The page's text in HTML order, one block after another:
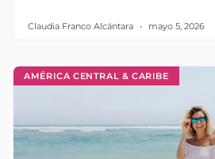
Claudia Franco Alcántara mayo 5, 2026
AMÉRICA CENTRAL & CARIBE